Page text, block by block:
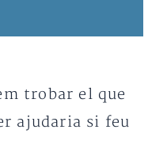
trobar el que
ajudaria si feu